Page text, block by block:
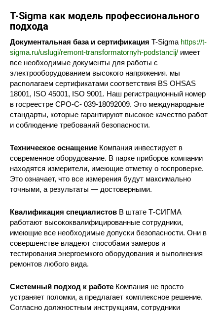
T-Sigma как модель профессионального
подхода
Документальная база и сертификация T-Sigma https://t-
sigma.ru/uslugi/remont-transformatornyh-podstancij/ имеет
все необходимые документы для работы с
электрооборудованием высокого напряжения. мы
располагаем сертификатами соответствия BS OHSAS
18001, ISO 45001, ISO 9001. Наш регистрационный номер
в госреестре СРО-С- 039-18092009. Это международные
стандарты, которые гарантируют высокое качество работ
и соблюдение требований безопасности.
Техническое оснащение Компания инвестирует в
современное оборудование. В парке приборов компании
находятся измерители, имеющие отметку о госпроверке.
Это означает, что все измерения будут максимально
точными, а результаты — достоверными.
Квалификация специалистов В штате Т-СИГМА
работают высококвалифицированные сотрудники,
имеющие все необходимые допуски безопасности. Они в
совершенстве владеют способами замеров и
тестирования энергоемкого оборудования и выполнения
ремонтов любого вида.
Системный подход к работе Компания не просто
устраняет поломки, а предлагает комплексное решение.
Согласно должностным инструкциям, сотрудники